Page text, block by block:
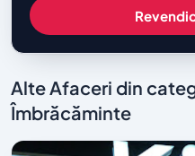
Alte Afaceri din
Îmbrăcăminte